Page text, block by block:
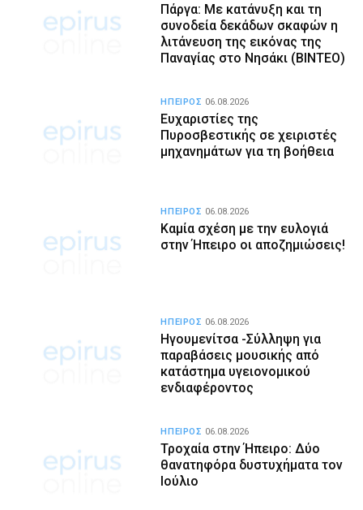
Πάργα: Με κατάνυξη και τη
συνοδεία δεκάδων σκαφών η
λιτάνευση της εικόνας της
Παναγίας στο Νησάκι (BINTEO)
Ευχαριστίες της
Πυροσβεστικής σε χειριστές
μηχανημάτων για τη βοήθεια
ΗΠΕΙΡΟΣ 06.08.2026
Καμία σχέση με την ευλογιά
στην Ήπειρο οι αποζημιώσεις!
ΗΠΕΙΡΟΣ 06.08.2026
Ηγουμενίτσα -Σύλληψη για
παραβάσεις μουσικής από
κατάστημα υγειονομικού
ενδιαφέροντος
ΗΠΕΙΡΟΣ 06.08.2026
Τροχαία στην Ήπειρο: Δύο
θανατηφόρα δυστυχήματα τον
Ιούλιο
ΗΠΕΙΡΟΣ 06.08.2026